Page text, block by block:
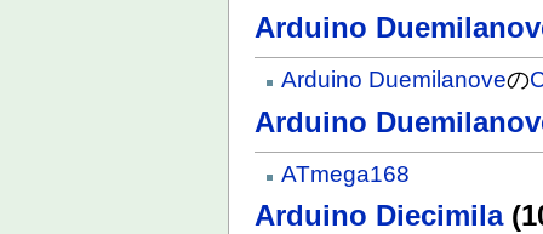
Arduino
Arduino Duemilanoveの
Arduino
ATmega168
Arduino Diecimila